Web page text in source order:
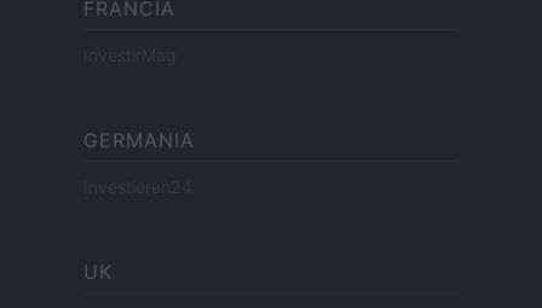
FRANCIA
InvestirMag
GERMANIA
Investieren24
UK